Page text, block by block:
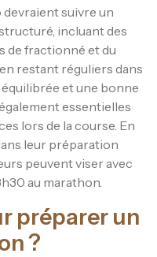
suivre un
incluant des
de fractionné et du
restant réguliers dans
et une bonne
essentielles
lors de la course. En
leur préparation
peuvent viser avec
au marathon.
préparer un
?